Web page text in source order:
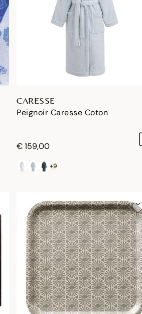
CARESSE
Peignoir Caresse Coton
€ 159,00
+9